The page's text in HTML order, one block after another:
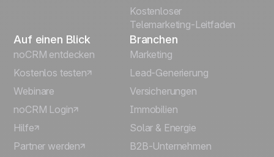
Kostenloser
Telemarketing-Leitfaden
Auf einen Blick
noCRM entdecken
Kostenlos testen
Webinare
noCRM Login
Hilfe
Partner werden
Branchen
Marketing
Lead-Generierung
Versicherungen
Immobilien
Solar & Energie
B2B-Unternehmen